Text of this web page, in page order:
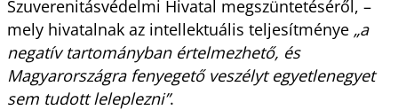
Szuverenitásvédelmi Hivatal megszüntetéséről, –
mely hivatalnak az intellektuális teljesítménye „a
negatív tartományban értelmezhető, és
Magyarországra fenyegető veszélyt egyetlenegyet
sem tudott leleplezni”.